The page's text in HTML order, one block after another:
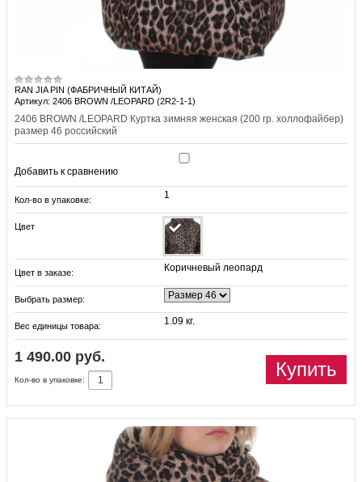
RAN JIA PIN (ФАБРИЧНЫЙ КИТАЙ)
Артикул: 2406 BROWN /LEOPARD (2R2-1-1)
2406 BROWN /LEOPARD Куртка зимняя женская (200 гр. холлофайбер)
размер 46 российский
Добавить к сравнению
Кол-во в упаковке: 1
Цвет
Цвет в заказе: Коричневый леопард
Выбрать размер:
Вес единицы товара: 1.09 кг.
1 490.00 руб.
Купить
Кол-во в упаковке: